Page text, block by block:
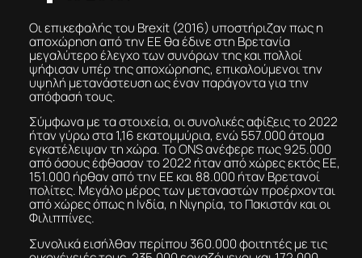
NEWS
Γαλλία: Τέλος στις
ανεπιθύμητες
διαφημιστικές
κλήσεις από τις 11
Αυγούστου
@fyinews team